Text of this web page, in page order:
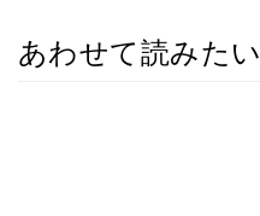
あわせて読みたい